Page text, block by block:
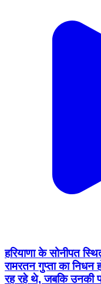
हरियाणा के सोनीपत
रामरतन गुप्ता का निधन
रह रहे थे, जबकि उनकी